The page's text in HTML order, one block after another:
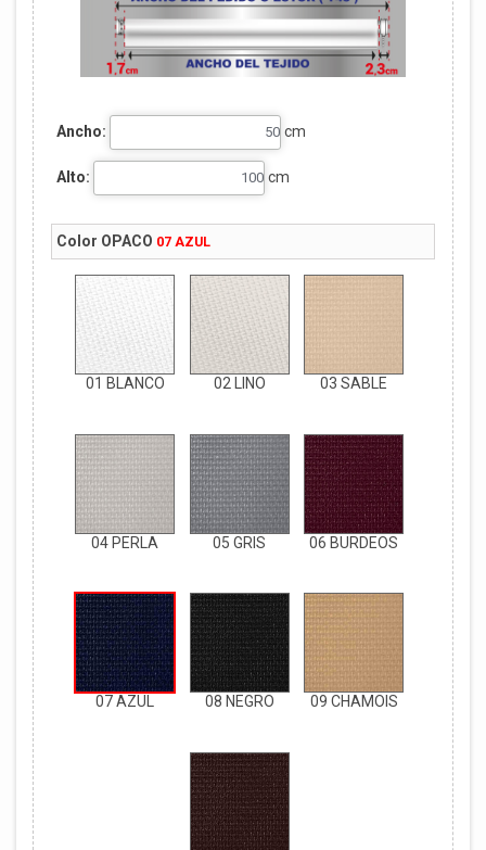
Ancho: cm
Alto: cm
Color OPACO 07 AZUL
01 BLANCO 02 LINO 03 SABLE
04 PERLA 05 GRIS 06 BURDEOS
07 AZUL 08 NEGRO 09 CHAMOIS